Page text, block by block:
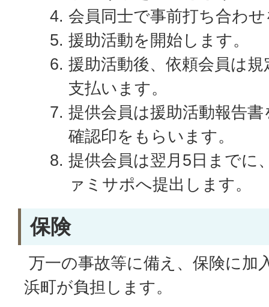
会員同士で事前打ち合わ
援助活動を開始します。
援助活動後、依頼会員は
支払います。
提供会員は援助活動報告
確認印をもらいます。
提供会員は翌月5日までに
ァミサポへ提出します。
保険
万一の事故等に備え、保険に加
浜町が負担します。